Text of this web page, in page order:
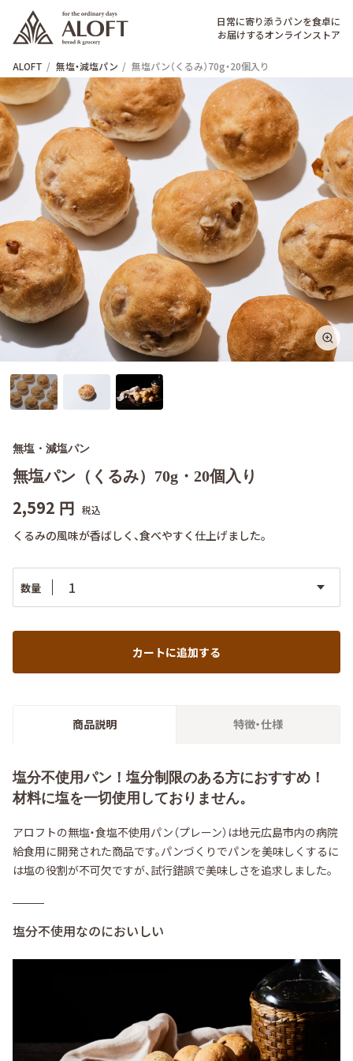
日常に寄り添うパンを食卓に
お届けするオンラインストア
ALOFT 無塩・減塩パン 無塩パン（くるみ）70g・20個入り
無塩・減塩パン
無塩パン（くるみ）70g・20個入り
2,592 円 税込
くるみの風味が香ばしく、食べやすく仕上げました。
数量
カートに追加する
商品説明 特徴・仕様
塩分不使用パン！塩分制限のある方におすすめ！
材料に塩を一切使用しておりません。
アロフトの無塩・食塩不使用パン（プレーン）は地元広島市内の病院
給食用に開発された商品です。パンづくりでパンを美味しくするに
は塩の役割が不可欠ですが、試行錯誤で美味しさを追求しました。
塩分不使用なのにおいしい